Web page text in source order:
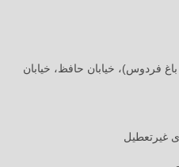
فردوس)، خیابان حافظ، خیابان